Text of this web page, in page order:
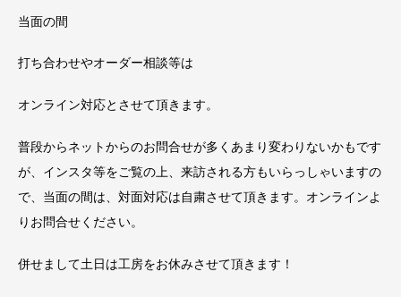
当面の間
打ち合わせやオーダー相談等は
オンライン対応とさせて頂きます。
普段からネットからのお問合せが多くあまり変わりないかもです
が、インスタ等をご覧の上、来訪される方もいらっしゃいますの
で、当面の間は、対面対応は自粛させて頂きます。オンラインよ
りお問合せください。
併せまして土日は工房をお休みさせて頂きます！